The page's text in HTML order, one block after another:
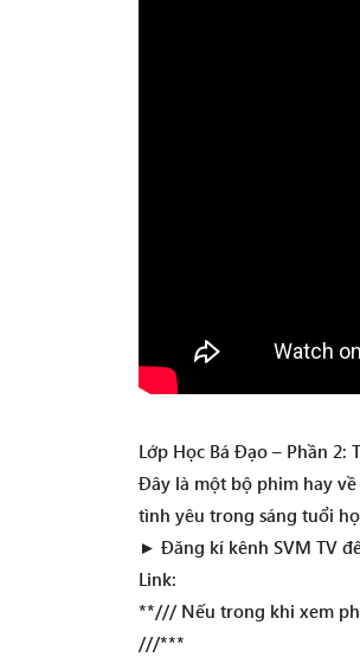
Lớp Học Bá Đạo – Phần 2:
Đây là một bộ phim hay
tình yêu trong sáng tuổi
► Đăng kí kênh SVM TV
Link:
**/// Nếu trong khi xem
///***